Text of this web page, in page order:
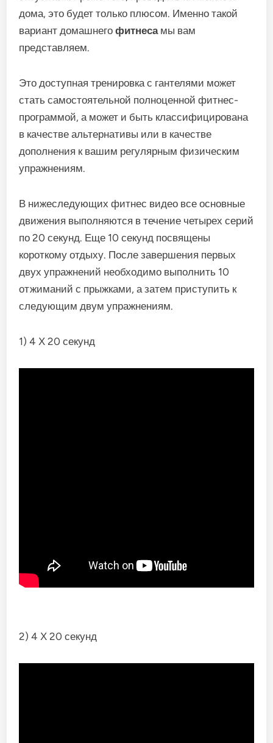
дома, это будет только плюсом. Именно такой
вариант домашнегофитнесамы вам
представляем.
Это доступная тренировка с гантелями может
стать самостоятельной полноценной фитнес-
программой, а может и быть классифицирована
в качестве альтернативы или в качестве
дополнения к вашим регулярным физическим
упражнениям.
В нижеследующих фитнес видео все основные
движения выполняются в течение четырех серий
по 20 секунд. Еще 10 секунд посвящены
короткому отдыху. После завершения первых
двух упражнений необходимо выполнить 10
отжиманий с прыжками, а затем приступить к
следующим двум упражнениям.
1) 4 Х 20 секунд
2) 4 Х 20 секунд